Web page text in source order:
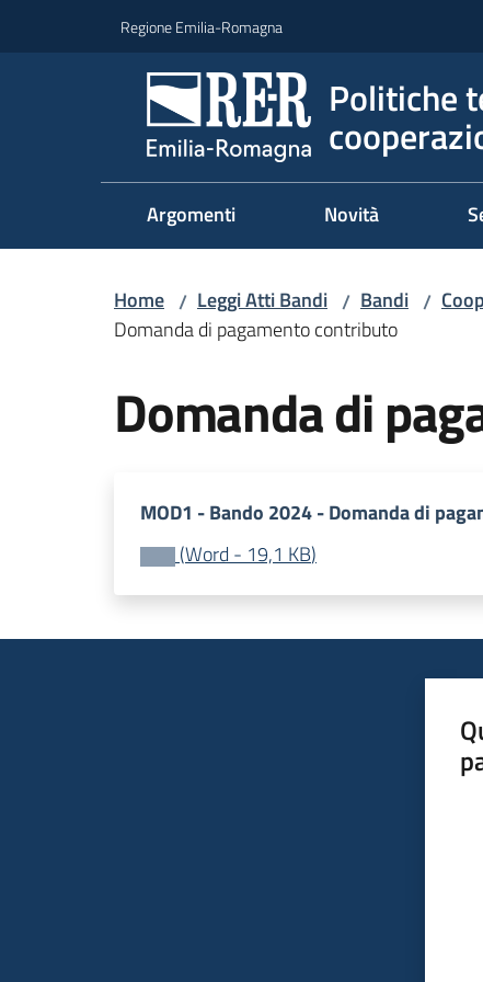
Regione Emilia-Romagna
Politiche
Argomenti Novità
Home / Leggi Atti Bandi / Bandi /
Domanda di pagamento contributo
Domanda di
MOD1 - Bando 2024 - Domanda di
(Word - 19,1 KB)